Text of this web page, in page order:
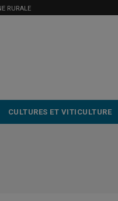
RURALE
CULTURES ET VITICULTURE